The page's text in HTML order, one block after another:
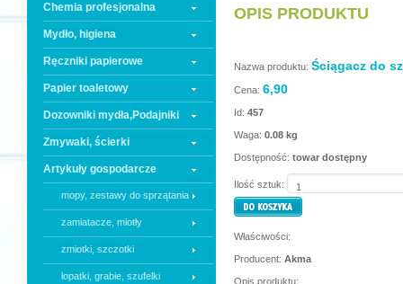
Chemia profesjonalna
Mydło, higiena
Ręczniki papierowe
Papier toaletowy
Dozowniki mydła,Podajniki
Zmywaki, ścierki
Artykuły gospodarcze
mopy, zestawy do sprzątania
zamiatacze, miotły
zmiotki, szczotki
łopatki, grabie, szufelki
OPIS PRODUKTU
Nazwa produktu: Ściągacz do
Cena: 6,90
Id: 457
Waga: 0.08 kg
Dostępność: towar dostępny
Ilość sztuk:
Właściwości:
Producent: Akma
Opis produktu: